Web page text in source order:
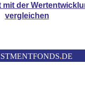
mit der
vergleichen
.DE